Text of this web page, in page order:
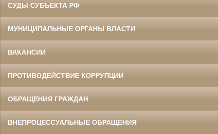
СУДЫ СУБЪЕКТА РФ
МУНИЦИПАЛЬНЫЕ ОРГАНЫ ВЛАСТИ
ВАКАНСИИ
ПРОТИВОДЕЙСТВИЕ КОРРУПЦИИ
ОБРАЩЕНИЯ ГРАЖДАН
ВНЕПРОЦЕССУАЛЬНЫЕ ОБРАЩЕНИЯ